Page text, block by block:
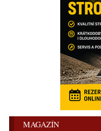
MAGAZÍN